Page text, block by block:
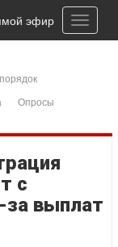
Toggle
эфир
Опросы
с
за выплат